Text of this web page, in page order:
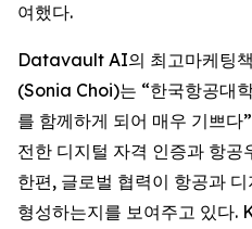
여했다.
Datavault AI의 최고마케팅
(Sonia Choi)는 “한국항공대
를 함께하게 되어 매우 기쁘다
전한 디지털 자격 인증과 항
한편, 글로벌 협력이 항공과
형성하는지를 보여주고 있다.